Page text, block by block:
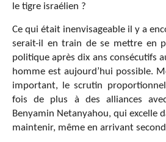
le tigre israélien ?
Ce qui était inenvisageable il y a
serait-il en train de se mettre en
politique après dix ans consécutifs
homme est aujourd’hui possible.
important, le scrutin
fois de plus à des alliances
Benyamin Netanyahou, qui excelle
maintenir, même en arrivant